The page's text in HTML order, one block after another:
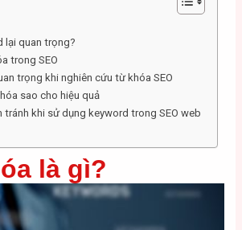
lại quan trọng?
trong SEO
trọng khi nghiên cứu từ khóa SEO
sao cho hiệu quả
tránh khi sử dụng keyword trong SEO web
là gì?